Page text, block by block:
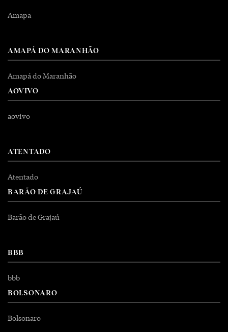
Amapa
AMAPÁ DO MARANHÃO
Amapá do Maranhão
AOVIVO
aovivo
ATENTADO
Atentado
BARÃO DE GRAJAÚ
Barão de Grajaú
BBB
bbb
BOLSONARO
Bolsonaro